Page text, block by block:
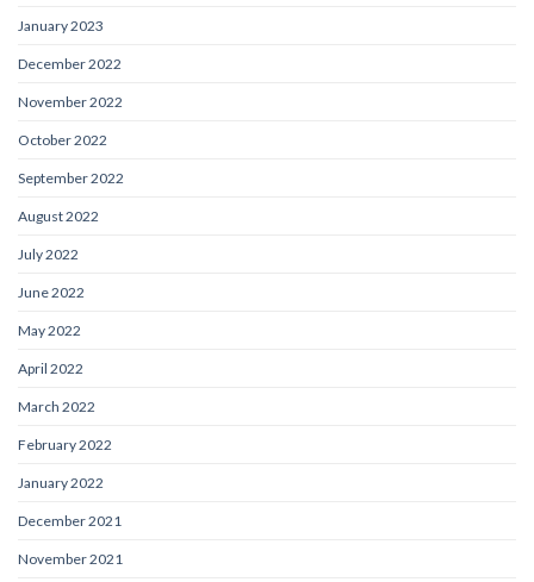
January 2023
December 2022
November 2022
October 2022
September 2022
August 2022
July 2022
June 2022
May 2022
April 2022
March 2022
February 2022
January 2022
December 2021
November 2021